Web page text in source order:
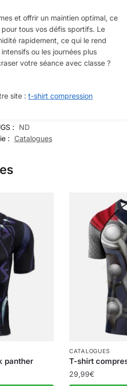
et offrir un maintien optimal, ce
tous vos défis sportifs. Le
rapidement, ce qui le rend
ou les journées plus
votre séance avec classe ?
site : t-shirt compression
:
ND
:
Catalogues
panther
CATALOGUES
T-shirt
29,99€